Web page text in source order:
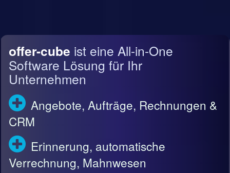
offer-cube ist eine All-in-One
Software Lösung für Ihr
Unternehmen
Angebote, Aufträge, Rechnungen &
CRM
Erinnerung, automatische
Verrechnung, Mahnwesen